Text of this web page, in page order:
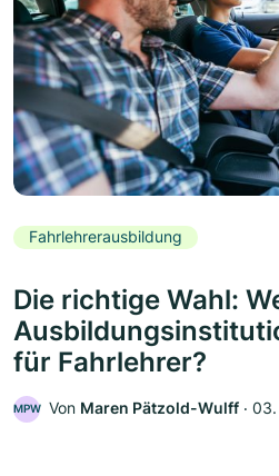
Fahrlehrerausbildung
Die richtige Wahl:
für Fahrlehrer?
MPW Von Maren Pätzold-Wulff ‧ 03.